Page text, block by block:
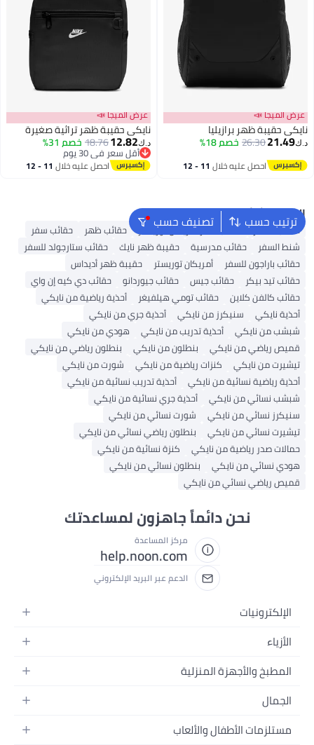
عرض الميجا 📣
نايكي حقيبة ظهر برازيليا
د.ك‏21.49
26.30خصم 18%
احصل عليه خلال 11 - 12
عرض الميجا 📣
نايكي حقيبة ظهر تراثية صغيرة
د.ك‏12.82
18.76خصم 31%
أقل سعر في 30 يوم
أقل سعر في 30 يوماحصل عليه خلال 11 - 12
ترتيب حسب تصنيف حسب البحث الشائع
حقائب السفر حقائب سفر أمريكان توريستر حقائب ظهر
حقائب سفر
شنط السفر
حقائب مدرسية حقيبة ظهر نايك
حقائب ستارجولد للسفر
حقائب باراجون للسفر
أمريكان توريستر
حقيبة ظهر أديداس
حقائب تيد بيكر
حقائب جيس حقائب جيوردانو
حقائب دي كيه إن واي
حقائب كالفن كلاين
حقائب تومي هيلفيغر
أحذية رياضية من نايكي
أحذية نايكي
سنيكرز من نايكي
أحذية جري من نايكي
شبشب من نايكي
أحذية تدريب من نايكي
هودي من نايكي
قميص رياضي من نايكي
بنطلون من نايكي
بنطلون رياضي من نايكي
تيشيرت من نايكي
كنزات رياضية من نايكي
شورت من نايكي
أحذية رياضية نسائية من نايكي
أحذية تدريب نسائية من نايكي
شبشب نسائي من نايكي
أحذية جري نسائية من نايكي
سنيكرز نسائي من نايكي
شورت نسائي من نايكي
تيشيرت نسائي من نايكي
بنطلون رياضي نسائي من نايكي
حمالات صدر رياضية من نايكي
كنزة نسائية من نايكي
هودي نسائي من نايكي
بنطلون نسائي من نايكي
قميص رياضي نسائي من نايكي
نحن دائماً جاهزون لمساعدتك
مركز المساعدة
help.noon.com
الدعم عبر البريد الإلكتروني
الإلكترونيات
الجوالات
اللابتوبات
الأجهزة المنزلية
التلفزيونات
الأزياء
أزياء نسائية
أزياء البنات
أزياء الأولاد
المطبخ والأجهزة المنزلية
الحمام
المطبخ والسفرة
الجمال
العطور
مستلزمات الأطفال والألعاب